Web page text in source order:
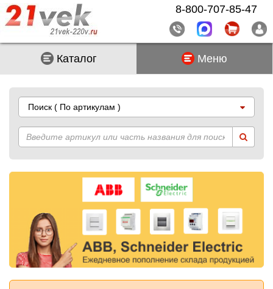
Каталог Меню
Поиск ( По артикулам )
8-800-707-85-47